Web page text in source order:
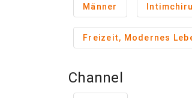
Männer
Freizeit, Modernes
Channel